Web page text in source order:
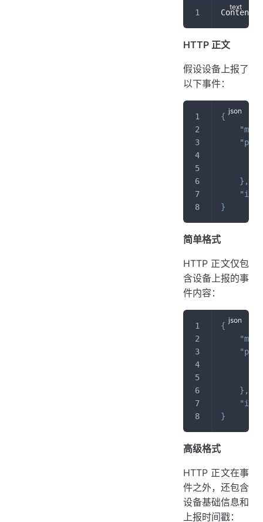
HTTP 正文
假设设备上报了
以下事件：
{
} ,
"id"
}
简单格式
HTTP 正文仅包
含设备上报的事
件内容：
{
} ,
"id"
}
高级格式
HTTP 正文在事
件之外，还包含
设备基础信息和
上报时间戳：